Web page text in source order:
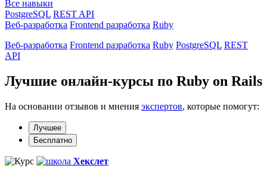
Все навыки
PostgreSQL REST API
Веб-разработка Frontend разработка Ruby
Веб-разработка Frontend разработка Ruby PostgreSQL REST
API
Лучшие онлайн-курсы по Ruby on Rails
На основании отзывов и мнения экспертов, которые помогут:
Лучшее
Бесплатно
Хекслет